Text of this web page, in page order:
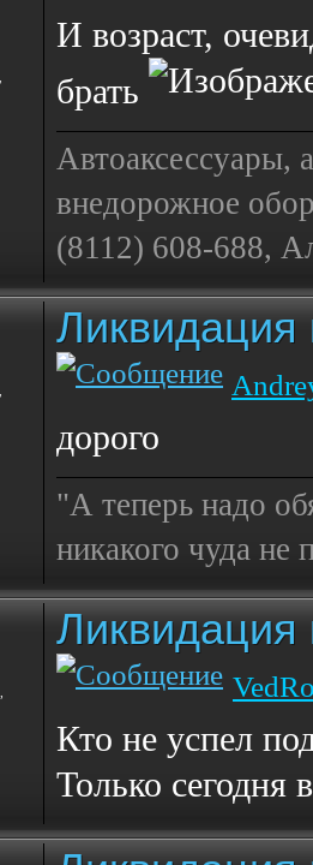
И возраст,
брать
Автоаксессуары,
внедорожное
(8112) 608-688,
Ликвидация
дорого
"А теперь надо
никакого чуда
Ликвидация
Кто не успел
Только сегодня